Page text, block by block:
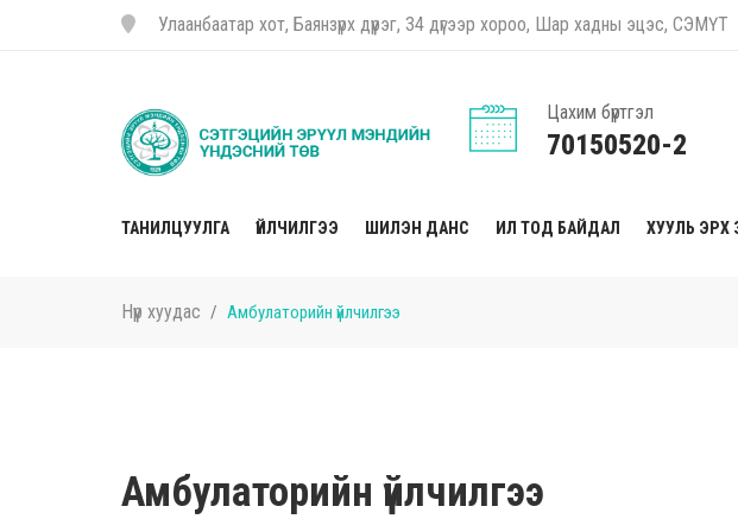
Улаанбаатар хот, Баянзүрх дүүрэг, 34 дүгээр хороо, Шар хадны эцэс, СЭМҮТ
Цахим бүртгэл
70150520-2
ТАНИЛЦУУЛГА ҮЙЛЧИЛГЭЭ ШИЛЭН ДАНС ИЛ ТОД БАЙДАЛ ХУУЛЬ ЭРХ
Нүүр хуудас Амбулаторийн үйлчилгээ
Амбулаторийн үйлчилгээ